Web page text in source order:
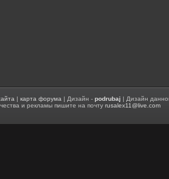
|карта форума | Дизайн -podrubaj | Дизайн
и рекламы пишите на почтуrusalex11@live.com